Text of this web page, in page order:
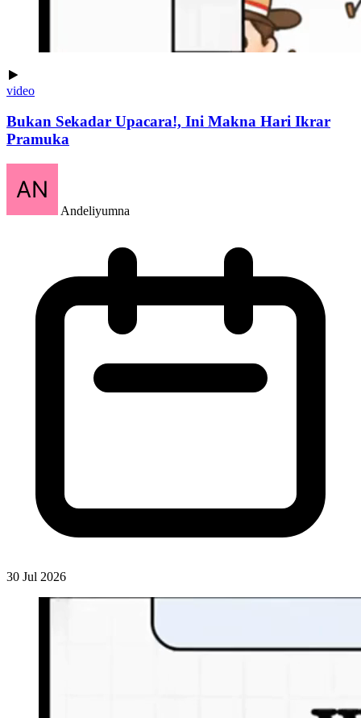
video
Bukan Sekadar Upacara!, Ini Makna Hari Ikrar
Pramuka
Andeliyumna
30 Jul 2026